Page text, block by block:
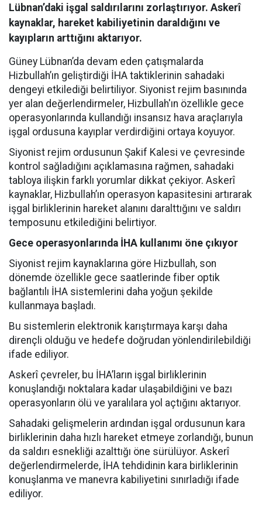
Lübnan’daki işgal saldırılarını zorlaştırıyor. Askerî
kaynaklar, hareket kabiliyetinin daraldığını ve
kayıpların arttığını aktarıyor.
Güney Lübnan’da devam eden çatışmalarda
Hizbullah’ın geliştirdiği İHA taktiklerinin sahadaki
dengeyi etkilediği belirtiliyor. Siyonist rejim basınında
yer alan değerlendirmeler, Hizbullah'ın özellikle gece
operasyonlarında kullandığı insansız hava araçlarıyla
işgal ordusuna kayıplar verdirdiğini ortaya koyuyor.
Siyonist rejim ordusunun Şakif Kalesi ve çevresinde
kontrol sağladığını açıklamasına rağmen, sahadaki
tabloya ilişkin farklı yorumlar dikkat çekiyor. Askerî
kaynaklar, Hizbullah’ın operasyon kapasitesini artırarak
işgal birliklerinin hareket alanını daralttığını ve saldırı
temposunu etkilediğini belirtiyor.
Gece operasyonlarında İHA kullanımı öne çıkıyor
Siyonist rejim kaynaklarına göre Hizbullah, son
dönemde özellikle gece saatlerinde fiber optik
bağlantılı İHA sistemlerini daha yoğun şekilde
kullanmaya başladı.
Bu sistemlerin elektronik karıştırmaya karşı daha
dirençli olduğu ve hedefe doğrudan yönlendirilebildiği
ifade ediliyor.
Askerî çevreler, bu İHA’ların işgal birliklerinin
konuşlandığı noktalara kadar ulaşabildiğini ve bazı
operasyonların ölü ve yaralılara yol açtığını aktarıyor.
Sahadaki gelişmelerin ardından işgal ordusunun kara
birliklerinin daha hızlı hareket etmeye zorlandığı, bunun
da saldırı esnekliği azalttığı öne sürülüyor. Askerî
değerlendirmelerde, İHA tehdidinin kara birliklerinin
konuşlanma ve manevra kabiliyetini sınırladığı ifade
ediliyor.